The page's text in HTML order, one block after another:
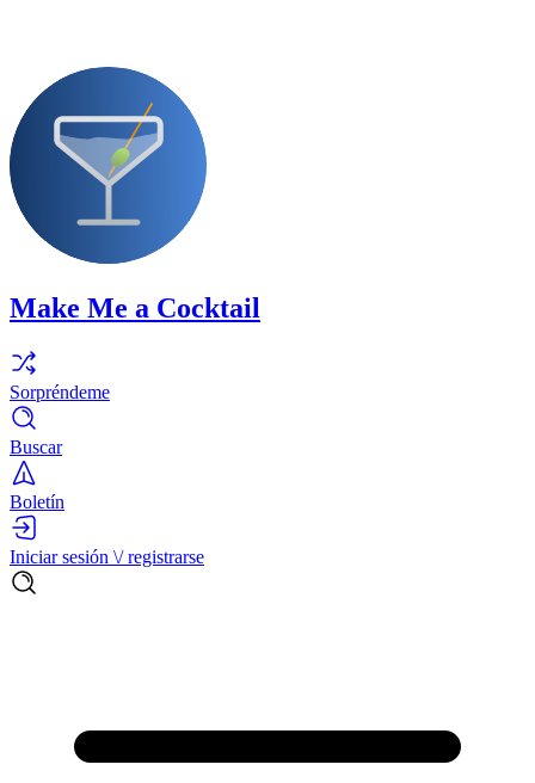
Make Me a Cocktail
Sorpréndeme
Buscar
Boletín
Iniciar sesión \/ registrarse